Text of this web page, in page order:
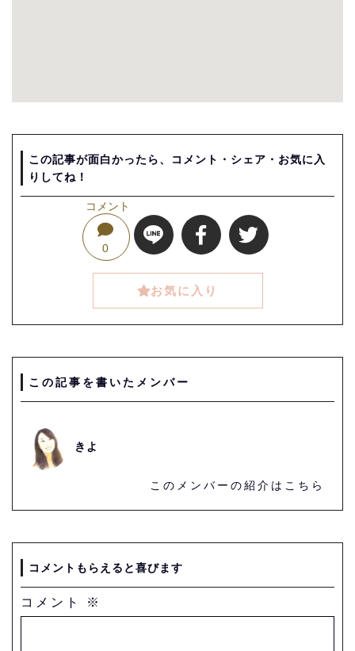
この記事が面白かったら、コメント・シェア・お気に入
りしてね！
コメント
0
お気に入り
この記事を書いたメンバー
きよ
このメンバーの紹介はこちら
コメントもらえると喜びます
コメント ※